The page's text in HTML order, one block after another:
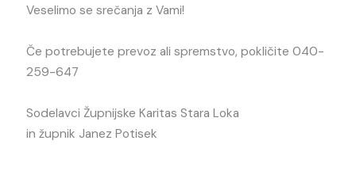
Veselimo se srečanja z Vami!
Če potrebujete prevoz ali spremstvo, pokličite 040-
259-647
Sodelavci Župnijske Karitas Stara Loka
in župnik Janez Potisek